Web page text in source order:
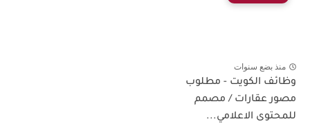
منذ بضع سنوات
وظائف الكويت - مطلوب
مصور عقارات / مصمم
للمحتوى الاعلامي...